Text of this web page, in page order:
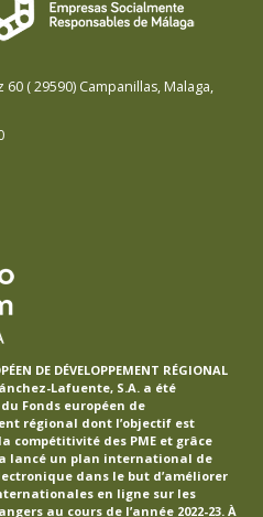
60 (29590) Campanillas, Malaga,
DE DÉVELOPPEMENT RÉGIONAL
Lafuente, S.A. a été
Fonds européen de
régional dont l’objectif est
compétitivité des PME et grâce
lancé un plan international de
dans le but d’améliorer
en ligne sur les
au cours de l’année 2022-23. À